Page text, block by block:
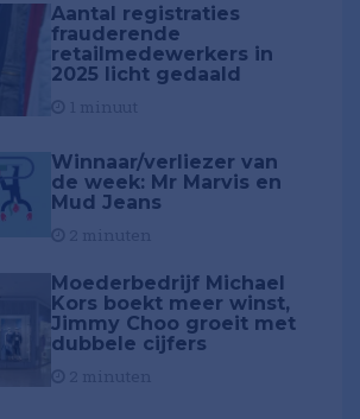
Aantal registraties
frauderende
retailmedewerkers in
2025 licht gedaald
Winnaar/verliezer van
de week: Mr Marvis en
Mud Jeans
Moederbedrijf Michael
Kors boekt meer winst,
Jimmy Choo groeit met
dubbele cijfers